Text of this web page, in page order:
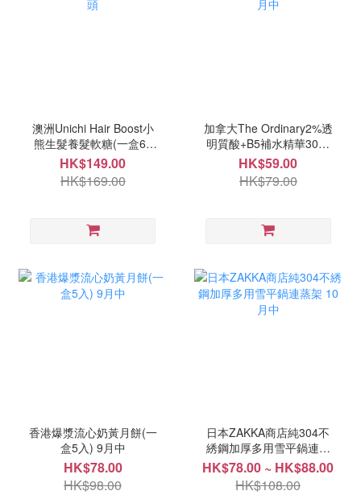
澳洲Unichi Hair Boost小
熊生髮養髮軟糖(一盒60
粒) 9月頭
HK$149.00
HK$169.00
加拿大The Ordinary2%透
明質酸+B5補水精華30ml
10月中
HK$59.00
HK$79.00
香港爆漿流心奶黃月餅(一
盒5入) 9月中
HK$78.00
HK$98.00
日本ZAKKA商店純304不
綉鋼加厚多用雪平鍋連蒸
架 10月中
HK$78.00 ~ HK$88.00
HK$108.00